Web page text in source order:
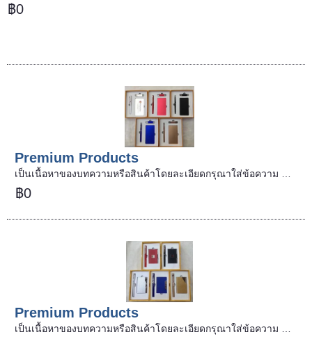
฿0
Premium Products
เป็นเนื้อหาของบทความหรือสินค้าโดยละเอียดกรุณาใส่ข้อความ …
฿0
Premium Products
เป็นเนื้อหาของบทความหรือสินค้าโดยละเอียดกรุณาใส่ข้อความ …